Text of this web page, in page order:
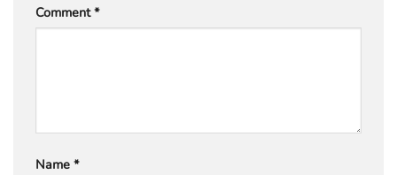
Comment*
Name *